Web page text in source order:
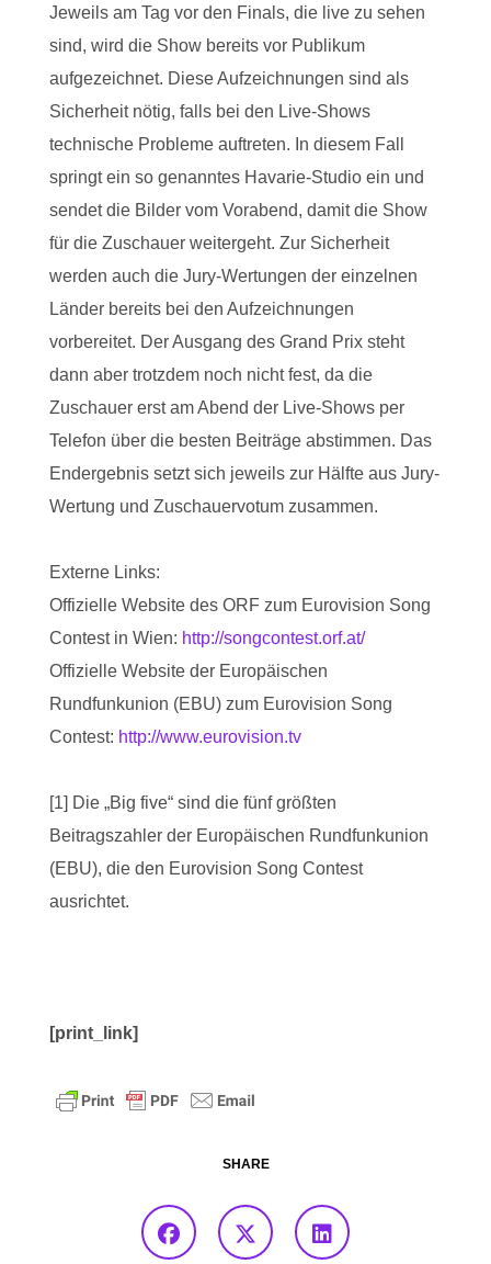
Jeweils am Tag vor den Finals, die live zu sehen
sind, wird die Show bereits vor Publikum
aufgezeichnet. Diese Aufzeichnungen sind als
Sicherheit nötig, falls bei den Live-Shows
technische Probleme auftreten. In diesem Fall
springt ein so genanntes Havarie-Studio ein und
sendet die Bilder vom Vorabend, damit die Show
für die Zuschauer weitergeht. Zur Sicherheit
werden auch die Jury-Wertungen der einzelnen
Länder bereits bei den Aufzeichnungen
vorbereitet. Der Ausgang des Grand Prix steht
dann aber trotzdem noch nicht fest, da die
Zuschauer erst am Abend der Live-Shows per
Telefon über die besten Beiträge abstimmen. Das
Endergebnis setzt sich jeweils zur Hälfte aus Jury-
Wertung und Zuschauervotum zusammen.
Externe Links:
Offizielle Website des ORF zum Eurovision Song
Contest in Wien: http://songcontest.orf.at/
Offizielle Website der Europäischen
Rundfunkunion (EBU) zum Eurovision Song
Contest: http://www.eurovision.tv
[1] Die „Big five“ sind die fünf größten
Beitragszahler der Europäischen Rundfunkunion
(EBU), die den Eurovision Song Contest
ausrichtet.
[print_link]
SHARE